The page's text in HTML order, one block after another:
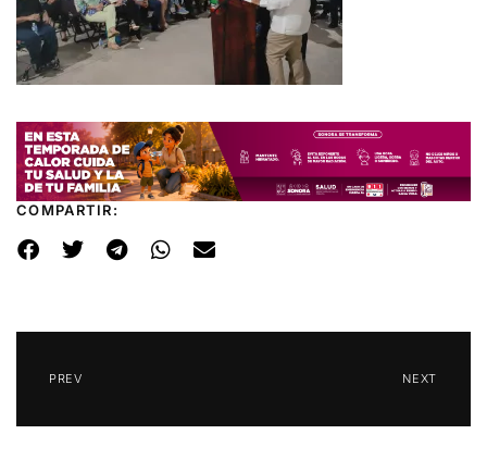
COMPARTIR:
PREV NEXT